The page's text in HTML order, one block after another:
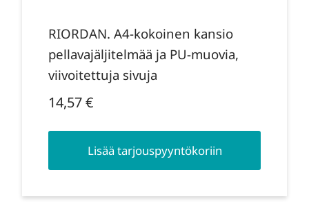
RIORDAN. A4-kokoinen kansio
pellavajäljitelmää ja PU-muovia,
viivoitettuja sivuja
14,57€
Lisää tarjouspyyntökoriin